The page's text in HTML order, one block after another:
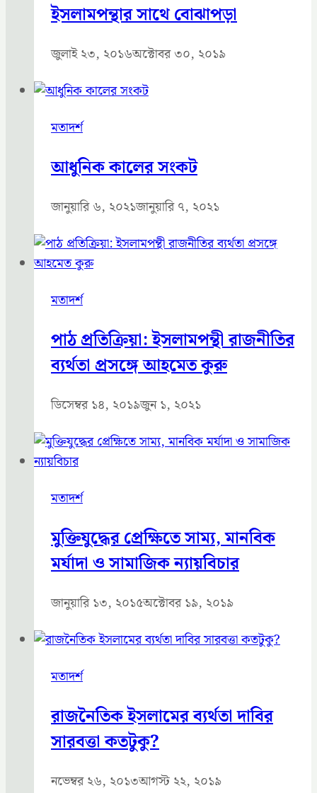
ইসলামপন্থার সাথে বোঝাপড়া
জুলাই ২৩, ২০১৬অক্টোবর ৩০, ২০১৯
মতাদর্শ
আধুনিক কালের সংকট
জানুয়ারি ৬, ২০২১জানুয়ারি ৭, ২০২১
মতাদর্শ
পাঠ প্রতিক্রিয়া: ইসলামপন্থী রাজনীতির
ব্যর্থতা প্রসঙ্গে আহমেত কুরু
ডিসেম্বর ১৪, ২০১৯জুন ১, ২০২১
মতাদর্শ
মুক্তিযুদ্ধের প্রেক্ষিতে সাম্য, মানবিক
মর্যাদা ও সামাজিক ন্যায়বিচার
জানুয়ারি ১৩, ২০১৫অক্টোবর ১৯, ২০১৯
মতাদর্শ
রাজনৈতিক ইসলামের ব্যর্থতা দাবির
সারবত্তা কতটুকু?
নভেম্বর ২৬, ২০১৩আগস্ট ২২, ২০১৯